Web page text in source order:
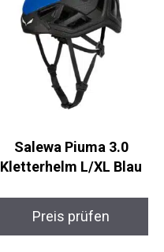
Salewa Piuma 3.0
Kletterhelm L/XL Blau
Preis prüfen